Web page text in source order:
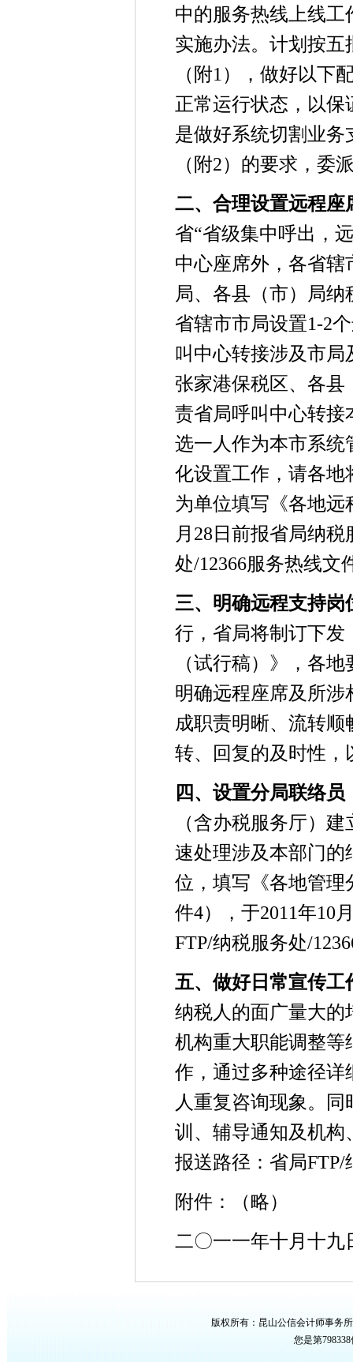
中的服务热线上线
实施办法。计划按
（附1），做好以下
正常运行状态，以
是做好系统切割业
（附2）的要求，委
二、合理设置远程座
省“省级集中呼出，
中心座席外，各省
局、各县（市）局
省辖市市局设置1-2
叫中心转接涉及市
张家港保税区、各县
责省局呼叫中心转接
选一人作为本市系统
化设置工作，请各地
为单位填写《各地远
月28日前报省局纳
处/12366服务热线文
三、明确远程支持岗
行，省局将制订下发
（试行稿）》，各
明确远程座席及所
成职责明晰、流转
转、回复的及时性，
四、设置分局联络
（含办税服务厅）
速处理涉及本部门的
位，填写《各地管理
件4），于2011年10
FTP/纳税服务处/
五、做好日常宣传工
纳税人的面广量大的
机构重大职能调整等
作，通过多种途径详
人重复咨询现象。
训、辅导通知及机构
报送路径：省局FTP/
附件：（略）
二〇一一年十月十九
版权所有：昆山公信会计师事务
您是第